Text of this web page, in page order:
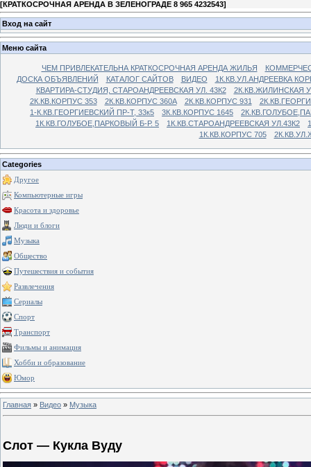
[КРАТКОСРОЧНАЯ АРЕНДА В ЗЕЛЕНОГРАДЕ 8 965 4232543]
Вход на сайт
Меню сайта
ЧЕМ ПРИВЛЕКАТЕЛЬНА КРАТКОСРОЧНАЯ АРЕНДА ЖИЛЬЯ
ДОСКА ОБЪЯВЛЕНИЙ
КАТАЛОГ САЙТОВ ВИДЕО
1К.КВ.УЛ.АНДРЕЕВКА
КВАРТИРА-СТУДИЯ, СТАРОАНДРЕЕВСКАЯ УЛ. 43К2
2К.КВ.ЖИЛИНСКАЯ
2К.КВ.КОРПУС 353
2К.КВ.КОРПУС 360А 2К.КВ.КОРПУС 931
1-К.КВ.ГЕОРГИЕВСКИЙ ПР-Т, 33к5
3К.КВ.КОРПУС 1645
1К.КВ.ГОЛУБОЕ,ПАРКОВЫЙ Б-Р. 5
1К.КВ.СТАРОАНДРЕЕВСКАЯ УЛ.43К2
1К.КВ.КОРПУС 705
Categories
Другое
Компьютерные игры
Красота и здоровье
Люди и блоги
Музыка
Общество
Путешествия и события
Развлечения
Сериалы
Спорт
Транспорт
Фильмы и анимация
Хобби и образование
Юмор
Главная » Видео » Музыка
Слот — Кукла Вуду